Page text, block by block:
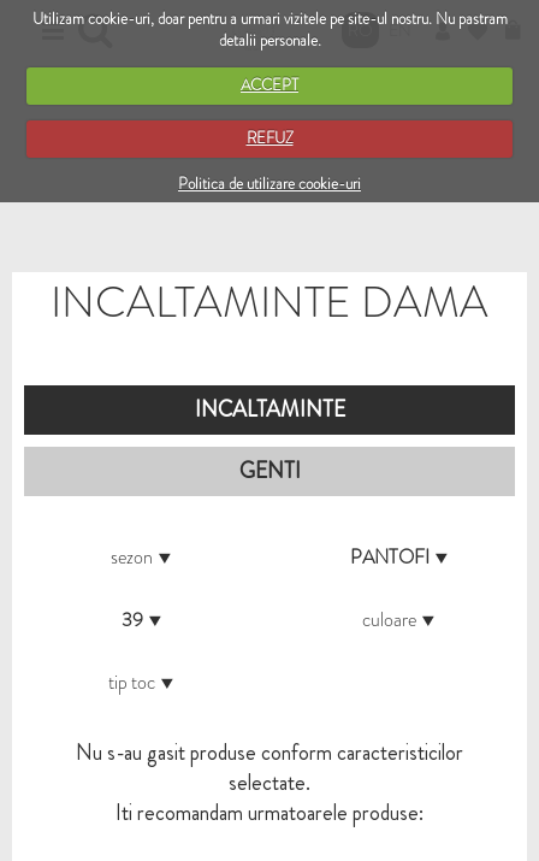
Utilizam cookie-uri, doar pentru a urmari vizitele pe site-ul nostru. Nu pastram
detalii personale.
ACCEPT
REFUZ
Politica de utilizare cookie-uri
RO EN
INCALTAMINTE DAMA
INCALTAMINTE
GENTI
sezon PANTOFI
39 culoare
tip toc
Nu s-au gasit produse conform caracteristicilor
selectate.
Iti recomandam urmatoarele produse: